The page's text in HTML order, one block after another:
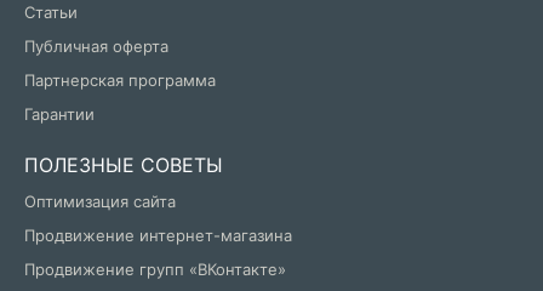
Статьи
Публичная оферта
Партнерская программа
Гарантии
ПОЛЕЗНЫЕ СОВЕТЫ
Оптимизация сайта
Продвижение интернет-магазина
Продвижение групп «ВКонтакте»